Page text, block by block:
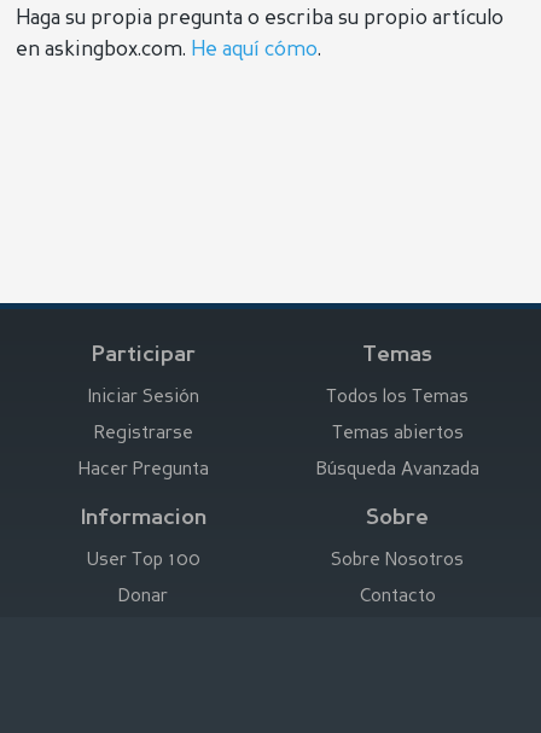
Haga su propia pregunta o escriba su propio artículo
en askingbox.com. He aquí cómo.
Participar
Iniciar Sesión
Registrarse
Hacer Pregunta
Temas
Todos los Temas
Temas abiertos
Búsqueda Avanzada
Informacion
User Top 100
Donar
Sobre
Sobre Nosotros
Contacto